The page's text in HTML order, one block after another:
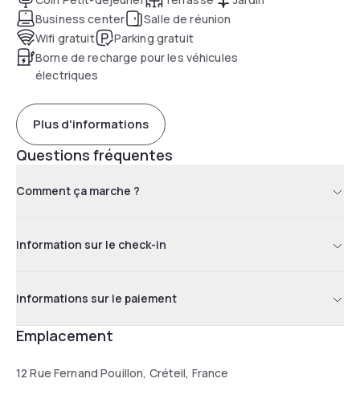
Business center
Salle de réunion
Wifi gratuit
Parking gratuit
Borne de recharge pour les véhicules
électriques
Plus d'informations
Questions fréquentes
Comment ça marche ?
Information sur le check-in
Informations sur le paiement
Emplacement
12 Rue Fernand Pouillon, Créteil, France